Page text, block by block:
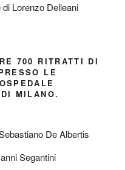
Lorenzo Delleani
700 RITRATTI DI
LE
MILANO.
De Albertis
Segantini